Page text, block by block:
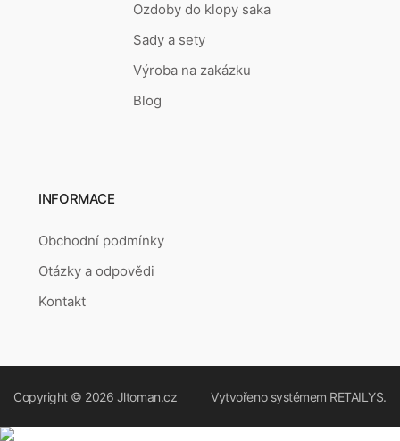
Ozdoby do klopy saka
Sady a sety
Výroba na zakázku
Blog
INFORMACE
Obchodní podmínky
Otázky a odpovědi
Kontakt
Copyright © 2026 Jltoman.cz Vytvořeno systémem RETAILYS.